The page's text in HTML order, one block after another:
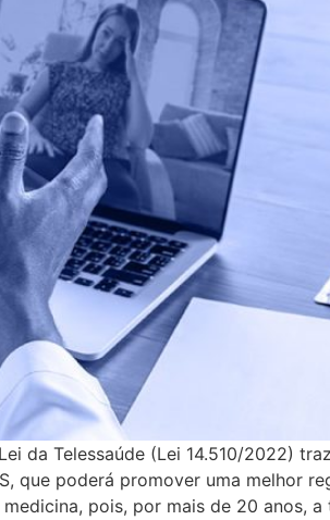
da Telessaúde (Lei 14.510/2022)
que poderá promover uma melhor
pois, por mais de 20 anos, a